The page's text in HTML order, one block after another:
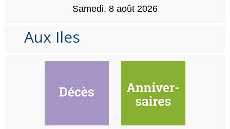
Samedi, 8 août 2026
Aux Iles